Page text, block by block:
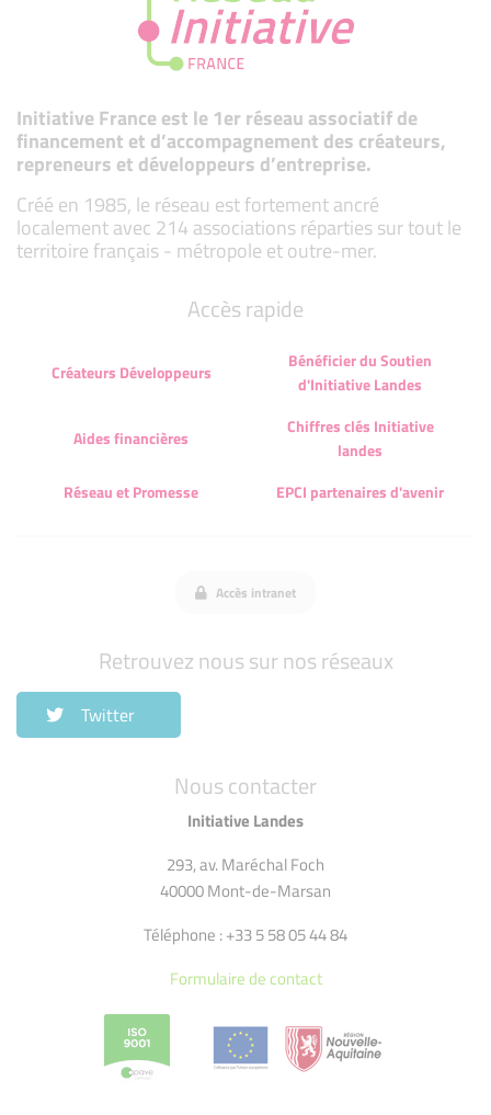
Initiative France est le 1er réseau associatif de
financement et d’accompagnement des créateurs,
repreneurs et développeurs d’entreprise.
Créé en 1985, le réseau est fortement ancré
localement avec 214 associations réparties sur tout le
territoire français - métropole et outre-mer.
Nous contacter
Initiative Landes
293, av. Maréchal Foch
40000 Mont-de-Marsan
Téléphone : +33 5 58 05 44 84
Formulaire de contact
Accès rapide
Créateurs Développeurs
Bénéficier du Soutien
d'Initiative Landes
Aides financières
Chiffres clés Initiative
landes
Réseau et Promesse
EPCI partenaires d'avenir
Accès intranet
Retrouvez nous sur nos réseaux
Twitter